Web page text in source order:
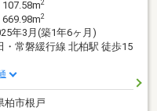
107.58m2
669.98m2
年3月(築1年6ヶ月)
・常磐緩行線 北柏駅 徒歩15
柏市根戸